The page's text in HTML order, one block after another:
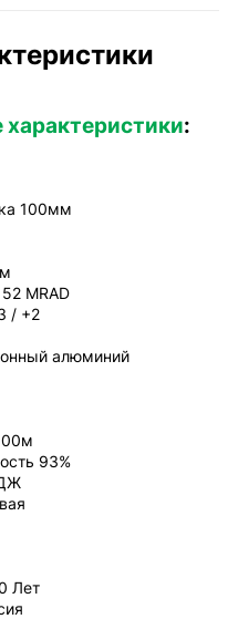
:
100мм
MRAD
/ +2
алюминий
93%
Лет